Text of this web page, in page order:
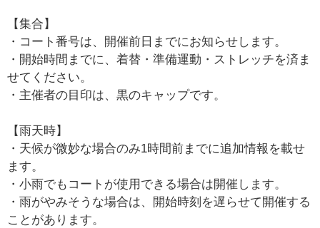
【集合】
・コート番号は、開催前日までにお知らせします。
・開始時間までに、着替・準備運動・ストレッチを済ま
せてください。
・主催者の目印は、黒のキャップです。
【雨天時】
・天候が微妙な場合のみ1時間前までに追加情報を載せ
ます。
・小雨でもコートが使用できる場合は開催します。
・雨がやみそうな場合は、開始時刻を遅らせて開催する
ことがあります。